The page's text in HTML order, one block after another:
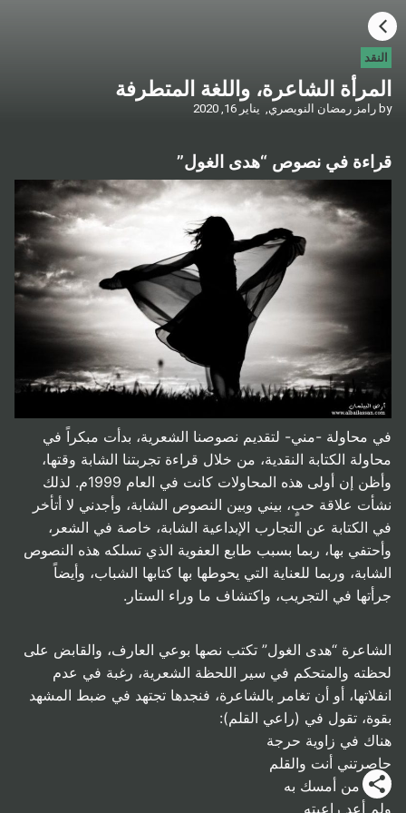
النقد
المرأة الشاعرة، واللغة المتطرفة
by رامز رمضان النويصري, يناير 16, 2020
قراءة في نصوص “هدى الغول”
في محاولة -مني- لتقديم نصوصنا الشعرية، بدأت مبكراً في
محاولة الكتابة النقدية، من خلال قراءة تجربتنا الشابة وقتها،
وأظن إن أولى هذه المحاولات كانت في العام 1999م. لذلك
نشأت علاقة حبٍ، بيني وبين النصوص الشابة، وأجدني لا أتأخر
في الكتابة عن التجارب الإبداعية الشابة، خاصة في الشعر،
وأحتفي بها، ربما بسبب طابع العفوية الذي تسلكه هذه النصوص
الشابة، وربما للعناية التي يحوطها بها كتابها الشباب، وأيضاً
جرأتها في التجريب، واكتشاف ما وراء الستار.
الشاعرة “هدى الغول” تكتب نصها بوعي العارف، والقابض على
لحظته والمتحكم في سير اللحظة الشعرية، رغبة في عدم
انفلاتها، أو أن تغامر بالشاعرة، فنجدها تجتهد في ضبط المشهد
بقوة، تقول في (راعي القلم):
هناك في زاوية حرجة
حاصرتني أنت والقلم
كأنك من أمسك به
ولم أعد راعيته
HOME
CATEGORIES
GO TO
VISIT WEBSITE